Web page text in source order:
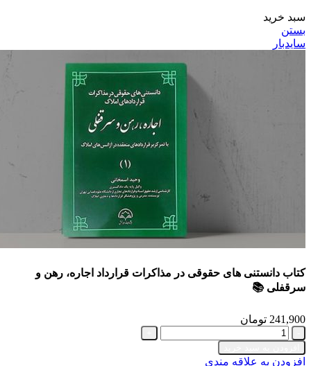
سبد خرید
بستن
سایدبار
کتاب دانستنی های حقوقی در مذاکرات قرارداد اجاره، رهن و
سرقفلی 📚
241,900 تومان
کتاب
دانستنی
های
افزودن به علاقه مندی